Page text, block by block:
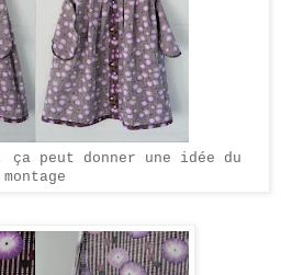
peut donner une idée du
montage